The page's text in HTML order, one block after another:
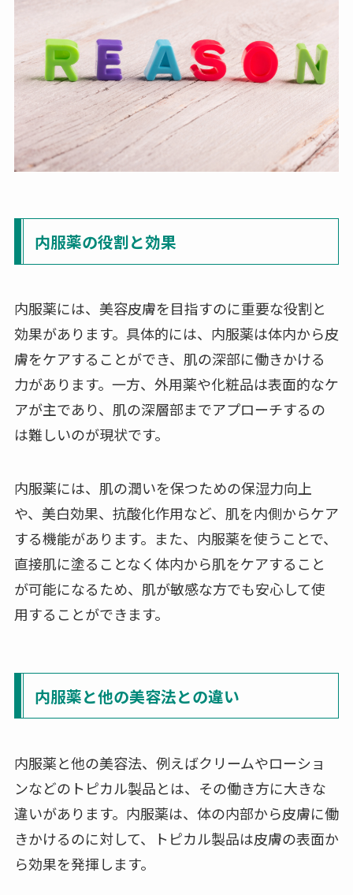
内服薬の役割と効果
内服薬には、美容皮膚を目指すのに重要な役割と
効果があります。具体的には、内服薬は体内から皮
膚をケアすることができ、肌の深部に働きかける
力があります。一方、外用薬や化粧品は表面的なケ
アが主であり、肌の深層部までアプローチするの
は難しいのが現状です。
内服薬には、肌の潤いを保つための保湿力向上
や、美白効果、抗酸化作用など、肌を内側からケア
する機能があります。また、内服薬を使うことで、
直接肌に塗ることなく体内から肌をケアすること
が可能になるため、肌が敏感な方でも安心して使
用することができます。
内服薬と他の美容法との違い
内服薬と他の美容法、例えばクリームやローショ
ンなどのトピカル製品とは、その働き方に大きな
違いがあります。内服薬は、体の内部から皮膚に働
きかけるのに対して、トピカル製品は皮膚の表面か
ら効果を発揮します。